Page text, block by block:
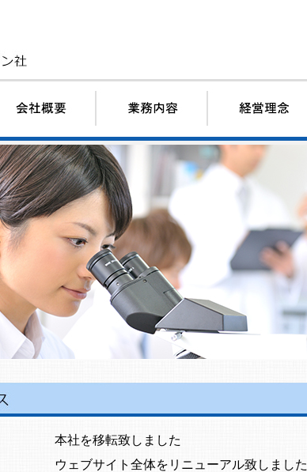
本社を移転致しました
ウェブサイト全体をリニューアル致しました